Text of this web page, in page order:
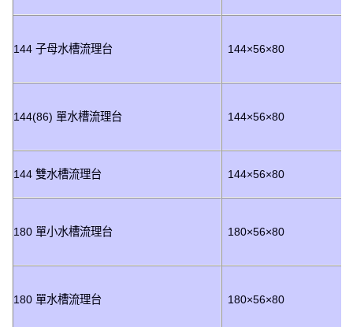
144 子母水槽流理台 144×56×80
144(86) 單水槽流理台 144×56×80
144 雙水槽流理台 144×56×80
180 單小水槽流理台 180×56×80
180 單水槽流理台 180×56×80